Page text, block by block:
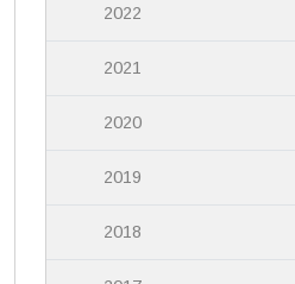
2022
2021
2020
2019
2018